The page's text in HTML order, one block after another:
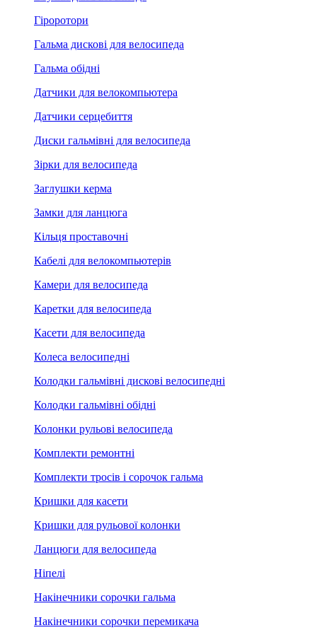
Гіроротори
Гальма дискові для велосипеда
Гальма обідні
Датчики для велокомпьютера
Датчики серцебиття
Диски гальмівні для велосипеда
Зірки для велосипеда
Заглушки керма
Замки для ланцюга
Кільця проставочні
Кабелі для велокомпьютерів
Камери для велосипеда
Каретки для велосипеда
Касети для велосипеда
Колеса велосипедні
Колодки гальмівні дискові велосипедні
Колодки гальмівні обідні
Колонки рульові велосипеда
Комплекти ремонтні
Комплекти тросів і сорочок гальма
Кришки для касети
Кришки для рульової колонки
Ланцюги для велосипеда
Ніпелі
Накінечники сорочки гальма
Накінечники сорочки перемикача